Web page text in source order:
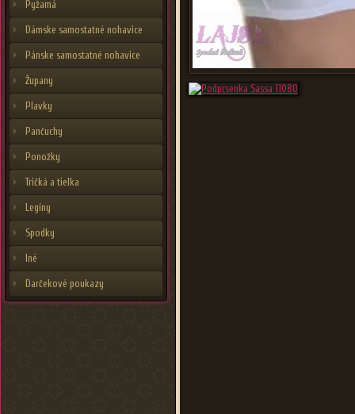
Pyžamá
Dámske samostatné nohavice
Pánske samostatné nohavice
Župany
Plavky
Pančuchy
Ponožky
Tričká a tielka
Legíny
Spodky
Iné
Darčekové poukazy